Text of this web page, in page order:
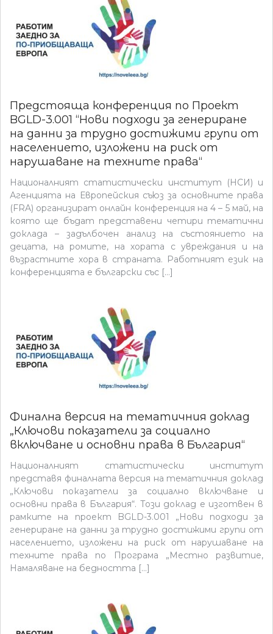
Предстояща конференция по Проект
BGLD-3.001 “Нови подходи за генериране
на данни за трудно достижими групи от
населението, изложени на риск от
нарушаване на техните права“
Националният статистически институт (НСИ) и
Агенцията на Европейския съюз за основните права
(FRA) организират онлайн конференция на 4 – 5 май, на
която ще бъдат представени четири тематични
доклада – задълбочен анализ на състоянието на
децата, на ромите, на хората с увреждания и на
възрастните хора в страната. Работният език на
конференцията е български със […]
Финална версия на тематичния доклад
„Ключови показатели за социално
включване и основни права в България“
Националният статистически институт
представя финалната версия на тематичния доклад
„Ключови показатели за социално включване и
основни права в България“. Този доклад е изготвен в
рамките на проект BGLD-3.001 „Нови подходи за
генериране на данни за трудно достижими групи от
населението, изложени на риск от нарушаване на
техните права по Програма „Местно развитие,
Намаляване на бедността […]